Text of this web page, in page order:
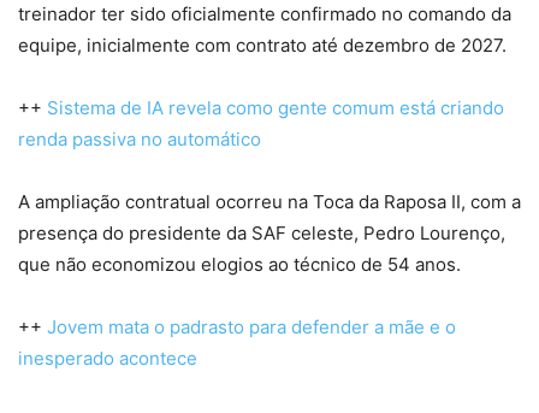
treinador ter sido oficialmente confirmado no comando da
equipe, inicialmente com contrato até dezembro de 2027.
++ Sistema de IA revela como gente comum está criando
renda passiva no automático
A ampliação contratual ocorreu na Toca da Raposa II, com a
presença do presidente da SAF celeste, Pedro Lourenço,
que não economizou elogios ao técnico de 54 anos.
++ Jovem mata o padrasto para defender a mãe e o
inesperado acontece